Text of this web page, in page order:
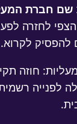
שם חברת
לחזרה
להפסיק לקרוא.
חוזה
לפנייה